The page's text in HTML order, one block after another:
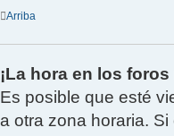
Arriba
¡La hora en los
Es posible que esté
a otra zona horaria.